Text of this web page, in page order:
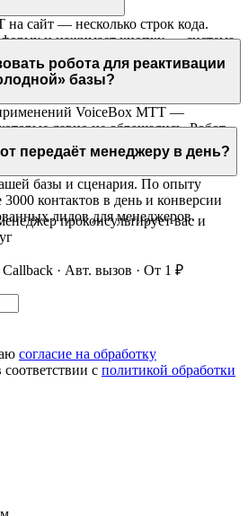
сайт — несколько строк кода.
и нажимает кнопку — система
свободным менеджером за 5–20
робота для реактивации
базы?
VoiceBox МТТ —
давно не обращались. Робот
предлагает актуальное предложение
интерес.
передаёт менеджеру в день?
базы и сценария. По опыту
контактов в день и конверсии
лидов для менеджеров.
проконсультирует вас и
· Авт. вызов · От 1 ₽
согласие на обработку
соответствии с политикой обработки